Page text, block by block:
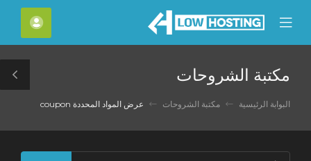
Mobile
Menu
مكتبة الشروحات
البوابة الرئيسية مكتبة الشروحات عرض المواد المحددة coupon